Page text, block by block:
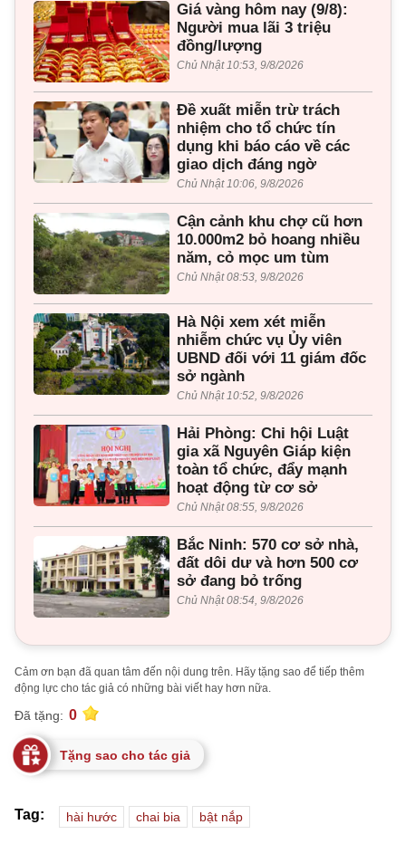
Giá vàng hôm nay (9/8):
Người mua lãi 3 triệu
đồng/lượng
Chủ Nhật 10:53, 9/8/2026
Đề xuất miễn trừ trách
nhiệm cho tổ chức tín
dụng khi báo cáo về các
giao dịch đáng ngờ
Chủ Nhật 10:06, 9/8/2026
Cận cảnh khu chợ cũ hơn
10.000m2 bỏ hoang nhiều
năm, cỏ mọc um tùm
Chủ Nhật 08:53, 9/8/2026
Hà Nội xem xét miễn
nhiễm chức vụ Ủy viên
UBND đối với 11 giám đốc
sở ngành
Chủ Nhật 10:52, 9/8/2026
Hải Phòng: Chi hội Luật
gia xã Nguyên Giáp kiện
toàn tổ chức, đẩy mạnh
hoạt động từ cơ sở
Chủ Nhật 08:55, 9/8/2026
Bắc Ninh: 570 cơ sở nhà,
đất dôi dư và hơn 500 cơ
sở đang bỏ trống
Chủ Nhật 08:54, 9/8/2026
Cảm ơn bạn đã quan tâm đến nội dung trên. Hãy tặng sao để tiếp thêm
động lực cho tác giả có những bài viết hay hơn nữa.
Đã tặng: 0
Tặng sao cho tác giả
Tag: hài hước chai bia bật nắp